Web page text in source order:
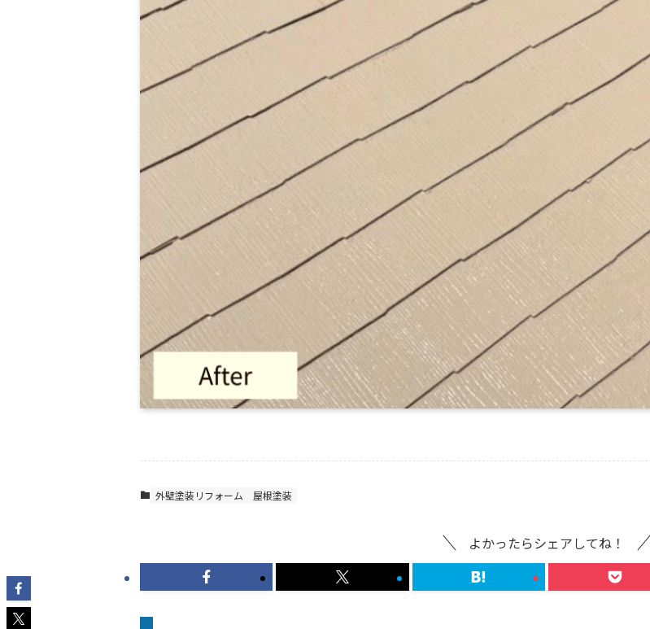
外壁塗装リフォーム 屋根塗装
よかったらシェアしてね！